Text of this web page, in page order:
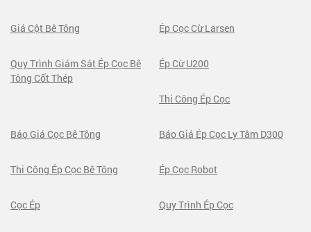
Giá Cột Bê Tông Ép Cọc Cừ Larsen
Quy Trình Giám Sát Ép Cọc Bê
Tông Cốt Thép
Ép Cừ U200
Thi Công Ép Cọc
Báo Giá Cọc Bê Tông Báo Giá Ép Cọc Ly Tâm D300
Thi Công Ép Cọc Bê Tông Ép Cọc Robot
Cọc Ép Quy Trình Ép Cọc